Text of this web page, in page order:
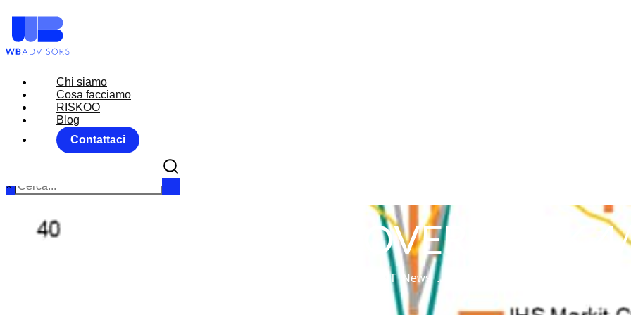
Chi siamo
Cosa facciamo
RISKOO
Blog
Contattaci
Chi siamo
Cosa facciamo
RISKOO
Blog
Contattaci
×
MARKET MOVER WEEK
FX RISK MANAGEMENT News ...